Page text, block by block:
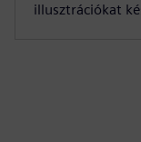
illusztrációkat